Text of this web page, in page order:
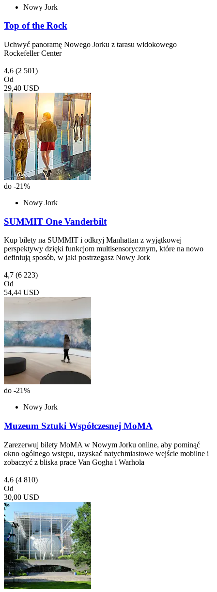
Nowy Jork
Top of the Rock
Uchwyć panoramę Nowego Jorku z tarasu widokowego
Rockefeller Center
4,6 (2 501)
Od
29,40 USD
do -21%
Nowy Jork
SUMMIT One Vanderbilt
Kup bilety na SUMMIT i odkryj Manhattan z wyjątkowej
perspektywy dzięki funkcjom multisensorycznym, które na nowo
definiują sposób, w jaki postrzegasz Nowy Jork
4,7 (6 223)
Od
54,44 USD
do -21%
Nowy Jork
Muzeum Sztuki Współczesnej MoMA
Zarezerwuj bilety MoMA w Nowym Jorku online, aby pominąć
okno ogólnego wstępu, uzyskać natychmiastowe wejście mobilne i
zobaczyć z bliska prace Van Gogha i Warhola
4,6 (4 810)
Od
30,00 USD